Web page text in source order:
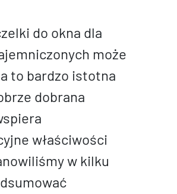
do okna dla
może
to bardzo istotna
dobrana
właściwości
w kilku